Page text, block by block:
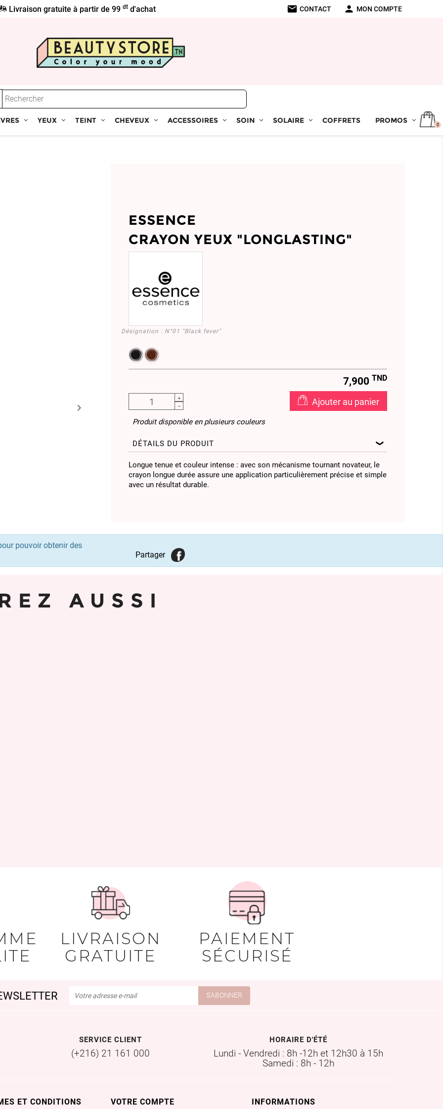
Livraison gratuite à partir de 99dt d'achat mail CONTACT person MON COMPTE
YEUX TEINT CHEVEUX ACCESSOIRES SOIN SOLAIRE COFFRETS PROMOS 0

ESSENCE
CRAYON YEUX "LONGLASTING"
Désignation : N°01 "Black fever"
EY246942.01
EY246959.02
7,900 TND
Ajouter au panier
Produit disponible en plusieurs couleurs
DÉTAILS DU PRODUIT
Longue tenue et couleur intense : avec son mécanisme tournant novateur, le
crayon longue durée assure une application particulièrement précise et simple
avec un résultat durable.
Partager
pouvoir obtenir des
AUSSI
LIVRAISON
GRATUITE
PAIEMENT
SÉCURISÉ
SERVICE CLIENT
(+216) 21 161 000
HORAIRE D'ÉTÉ
Lundi - Vendredi : 8h -12h et 12h30 à 15h
Samedi : 8h - 12h
ET CONDITIONS VOTRE COMPTE INFORMATIONS